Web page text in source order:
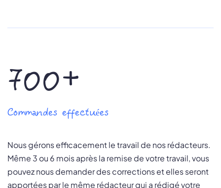
700+
Commandes effectuées
Nous gérons efficacement le travail de nos rédacteurs.
Même 3 ou 6 mois après la remise de votre travail, vous
pouvez nous demander des corrections et elles seront
apportées par le même rédacteur qui a rédigé votre